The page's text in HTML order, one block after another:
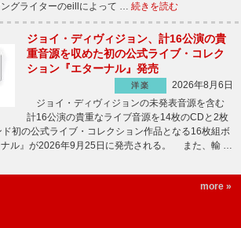
グライターのeillによって … 続きを読む
ジョイ・ディヴィジョン、計16公演の貴
重音源を収めた初の公式ライブ・コレク
ション『エターナル』発売
洋楽
2026年8月6日
ジョイ・ディヴィジョンの未発表音源を含む
計16公演の貴重なライブ音源を14枚のCDと2枚
初の公式ライブ・コレクション作品となる16枚組ボ
ナル』が2026年9月25日に発売される。 また、輸 …
more »